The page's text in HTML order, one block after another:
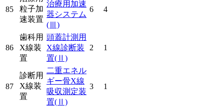
85
粒子加
速装置
治療用加速
器システム
(Ⅲ)
6 4
86
歯科用
X線装
置
頭蓋計測用
X線診断装
置(Ⅱ)
2 1
87
診断用
X線装
置
二重エネル
ギー骨X線
吸収測定装
置(Ⅱ)
3 1